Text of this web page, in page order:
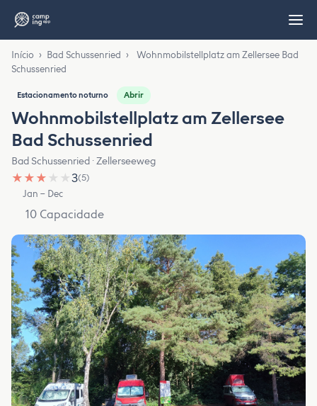
Início › Bad Schussenried ›
Wohnmobilstellplatz am Zellersee Bad
Schussenried
Estacionamento noturno Abrir
Wohnmobilstellplatz am Zellersee
Bad Schussenried
Bad Schussenried · Zellerseeweg
★ ★ ★ ★ ★3(5)
Jan – Dec
10 Capacidade